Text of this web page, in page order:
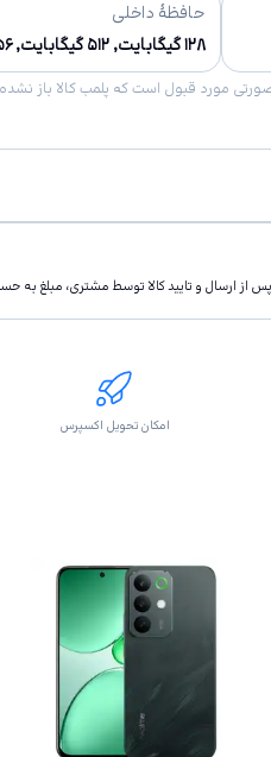
حافظهٔ داخلی
۱۲۸ گیگابایت, ۵۱۲ گیگابایت, ۲۵۶ گیگابایت
از ارسال و تاييد كالا توسط مشتری، مبلغ به
امکان تحویل اکسپرس